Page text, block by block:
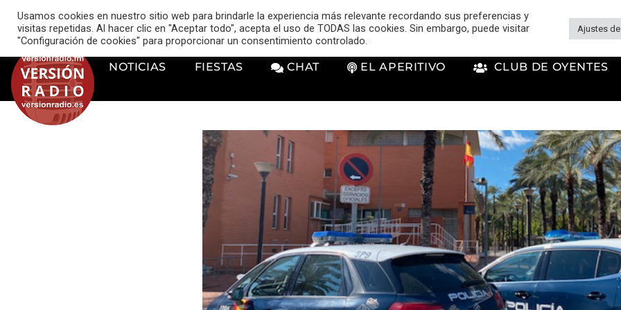
music_note VERSIÓN RADIO
NOTICIAS FIESTAS CHAT EL APERITIVO CLUB DE OYENTES
Usamos cookies en nuestro sitio web para brindarle la experiencia más relevante recordando sus preferencias y
visitas repetidas. Al hacer clic en "Aceptar todo", acepta el uso de TODAS las cookies. Sin embargo, puede visitar
"Configuración de cookies" para proporcionar un consentimiento controlado.
Ajustes